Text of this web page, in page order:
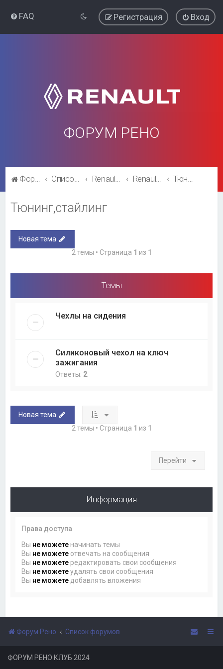
FAQ Вход
Регистрация
ФОРУМ РЕНО
Форум Рено Список форумов Renault Clio Renault Clio Тюнинг,стайлинг
Тюнинг,стайлинг
Новая тема
2 темы • Страница 1 из 1
Темы
Чехлы на сидения
Силиконовый чехол на ключ
зажигания
Ответы: 2
Новая тема
2 темы • Страница 1 из 1
Перейти
Информация
Права доступа
Вы не можете начинать темы
Вы не можете отвечать на сообщения
Вы не можете редактировать свои сообщения
Вы не можетеудалять свои сообщения
Вы не можете добавлять вложения
Форум Рено Список форумов
ФОРУМ РЕНО КЛУБ 2024